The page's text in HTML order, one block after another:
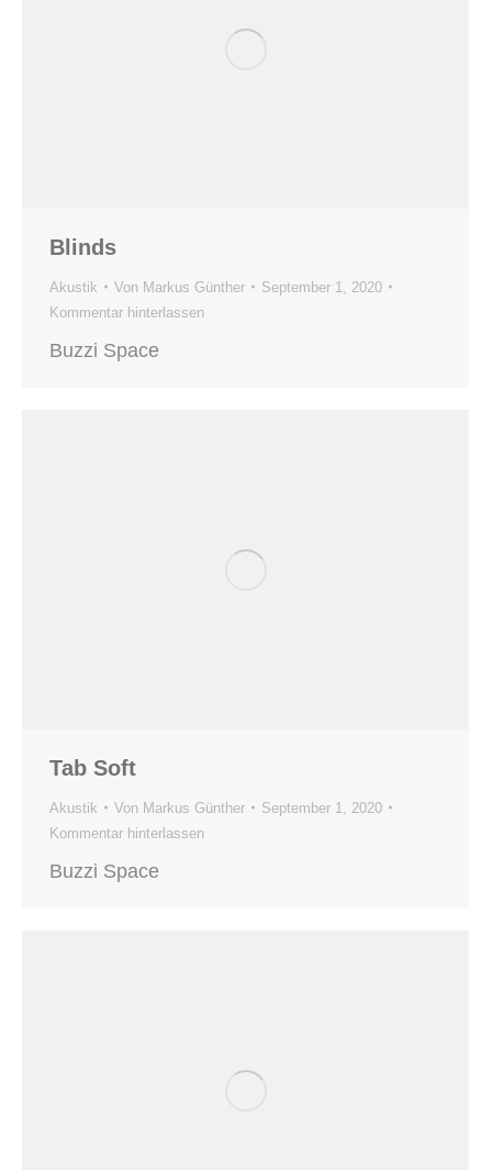
Blinds
Akustik Von Markus Günther
September 1, 2020
Kommentar hinterlassen
Buzzi Space
Tab Soft
Akustik Von Markus Günther
September 1, 2020
Kommentar hinterlassen
Buzzi Space